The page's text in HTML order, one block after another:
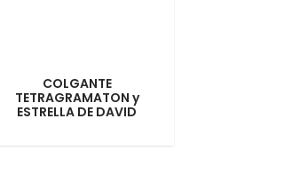
COLGANTE
TETRAGRAMATON y
ESTRELLA DE DAVID